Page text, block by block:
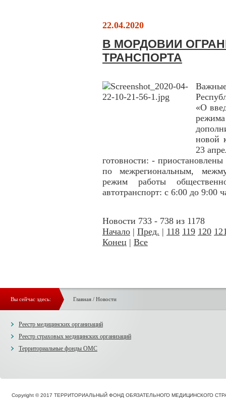
22.04.2020
В МОРДОВИИ
ТРАНСПОРТА
«О
новой
23
готовности: -
по межрегиональным,
режим работы
автотранспорт: с 6:00 до 9:00
Новости 733 - 738 из 1178
Начало | Пред. | 118 119 120
Конец | Все
Вы сейчас здесь: Главная/ Новости
Реестр медицинских организаций
Реестр страховых медицинских организаций
Территориальные фонды ОМС
Copyright © 2017 ТЕРРИТОРИАЛЬНЫЙ ФОНД ОБЯЗАТЕЛЬНОГО МЕДИЦИНСКОГО